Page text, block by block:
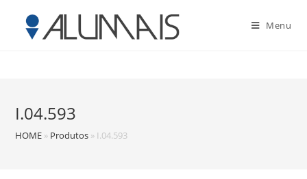
Menu
I.04.593
HOME » Produtos » I.04.593